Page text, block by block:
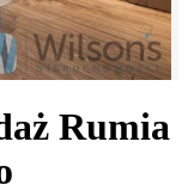
Rumia